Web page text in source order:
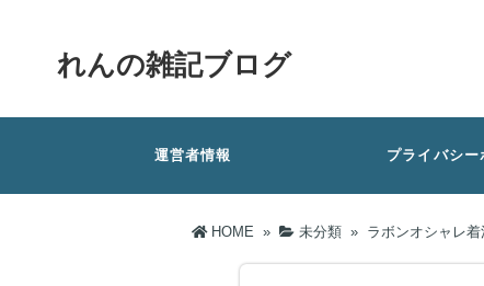
れんの雑記ブログ
運営者情報 プライバシー
HOME » 未分類 » ラボンオシャレ